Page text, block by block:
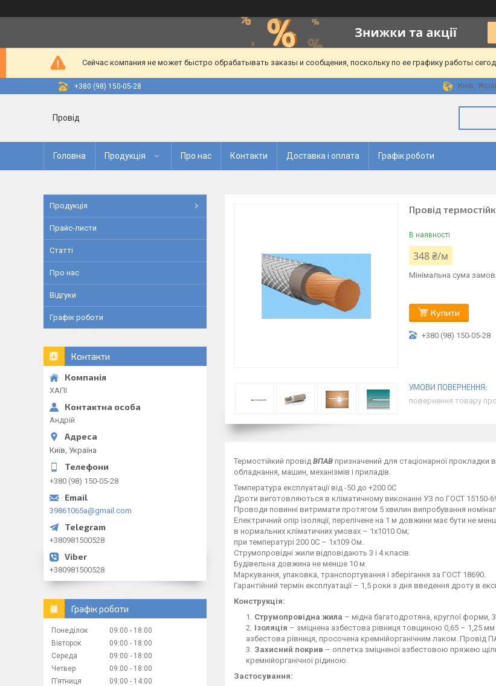
Сейчас компания не может быстро обрабатывать заказы и сообщения, поскольку по ее графику работы
+380 (98) 150-05-28 Київ,
Провід
Головна Продукція Про нас Контакти Доставка і оплата Графік роботи
Провід
В наявності
348 ₴/м
Мінімальна сума
Купити
+380 (98) 150-05-28
повернення товару
Термостійкий провід ВПАВ призначений для стаціонарної
обладнання, машин, механізмів і приладів.
Температура експлуатації від -50 до +200 0С
Дроти виготовляються в кліматичному виконанні УЗ по ГОСТ 15150-
Проводи повинні витримати протягом 5 хвилин випробування
Електричний опір ізоляції, перелічене на 1 м довжини має бути не
в нормальних кліматичних умовах – 1х1010 Ом;
при температурі 200 0С – 1х109 Ом.
Струмопровідні жили відповідають 3 і 4 класів.
Будівельна довжина не менше 10 м.
Маркування, упаковка, транспортування і зберігання за ГОСТ 18690.
Гарантійний термін експлуатації – 1,5 роки з дня введення дроту в
Конструкція:
Струмопровідна жила – мідна багатодротяна, круглої форми,
Ізоляція – зміцнена азбестова рівниця товщиною 0,65 – 1,25
азбестова рівниця, просочена кремнійорганічним лаком. Провід
Захисний покрив – оплетка зміцненої азбестовою пряжею
кремнійорганічної рідиною.
Застосування:
Продукція
Прайс-листи
Статті
Про нас
Відгуки
Графік роботи
Контакти
ХАПІ
Андрій
Київ, Україна
+380 (98) 150-05-28
39861065a@gmail.com
+380981500528
+380981500528
Графік роботи
Понеділок 09:00
18:00
Вівторок
09:00
18:00
Середа
09:00
18:00
Четвер
09:00
18:00
Пʼятниця
09:00
14:00